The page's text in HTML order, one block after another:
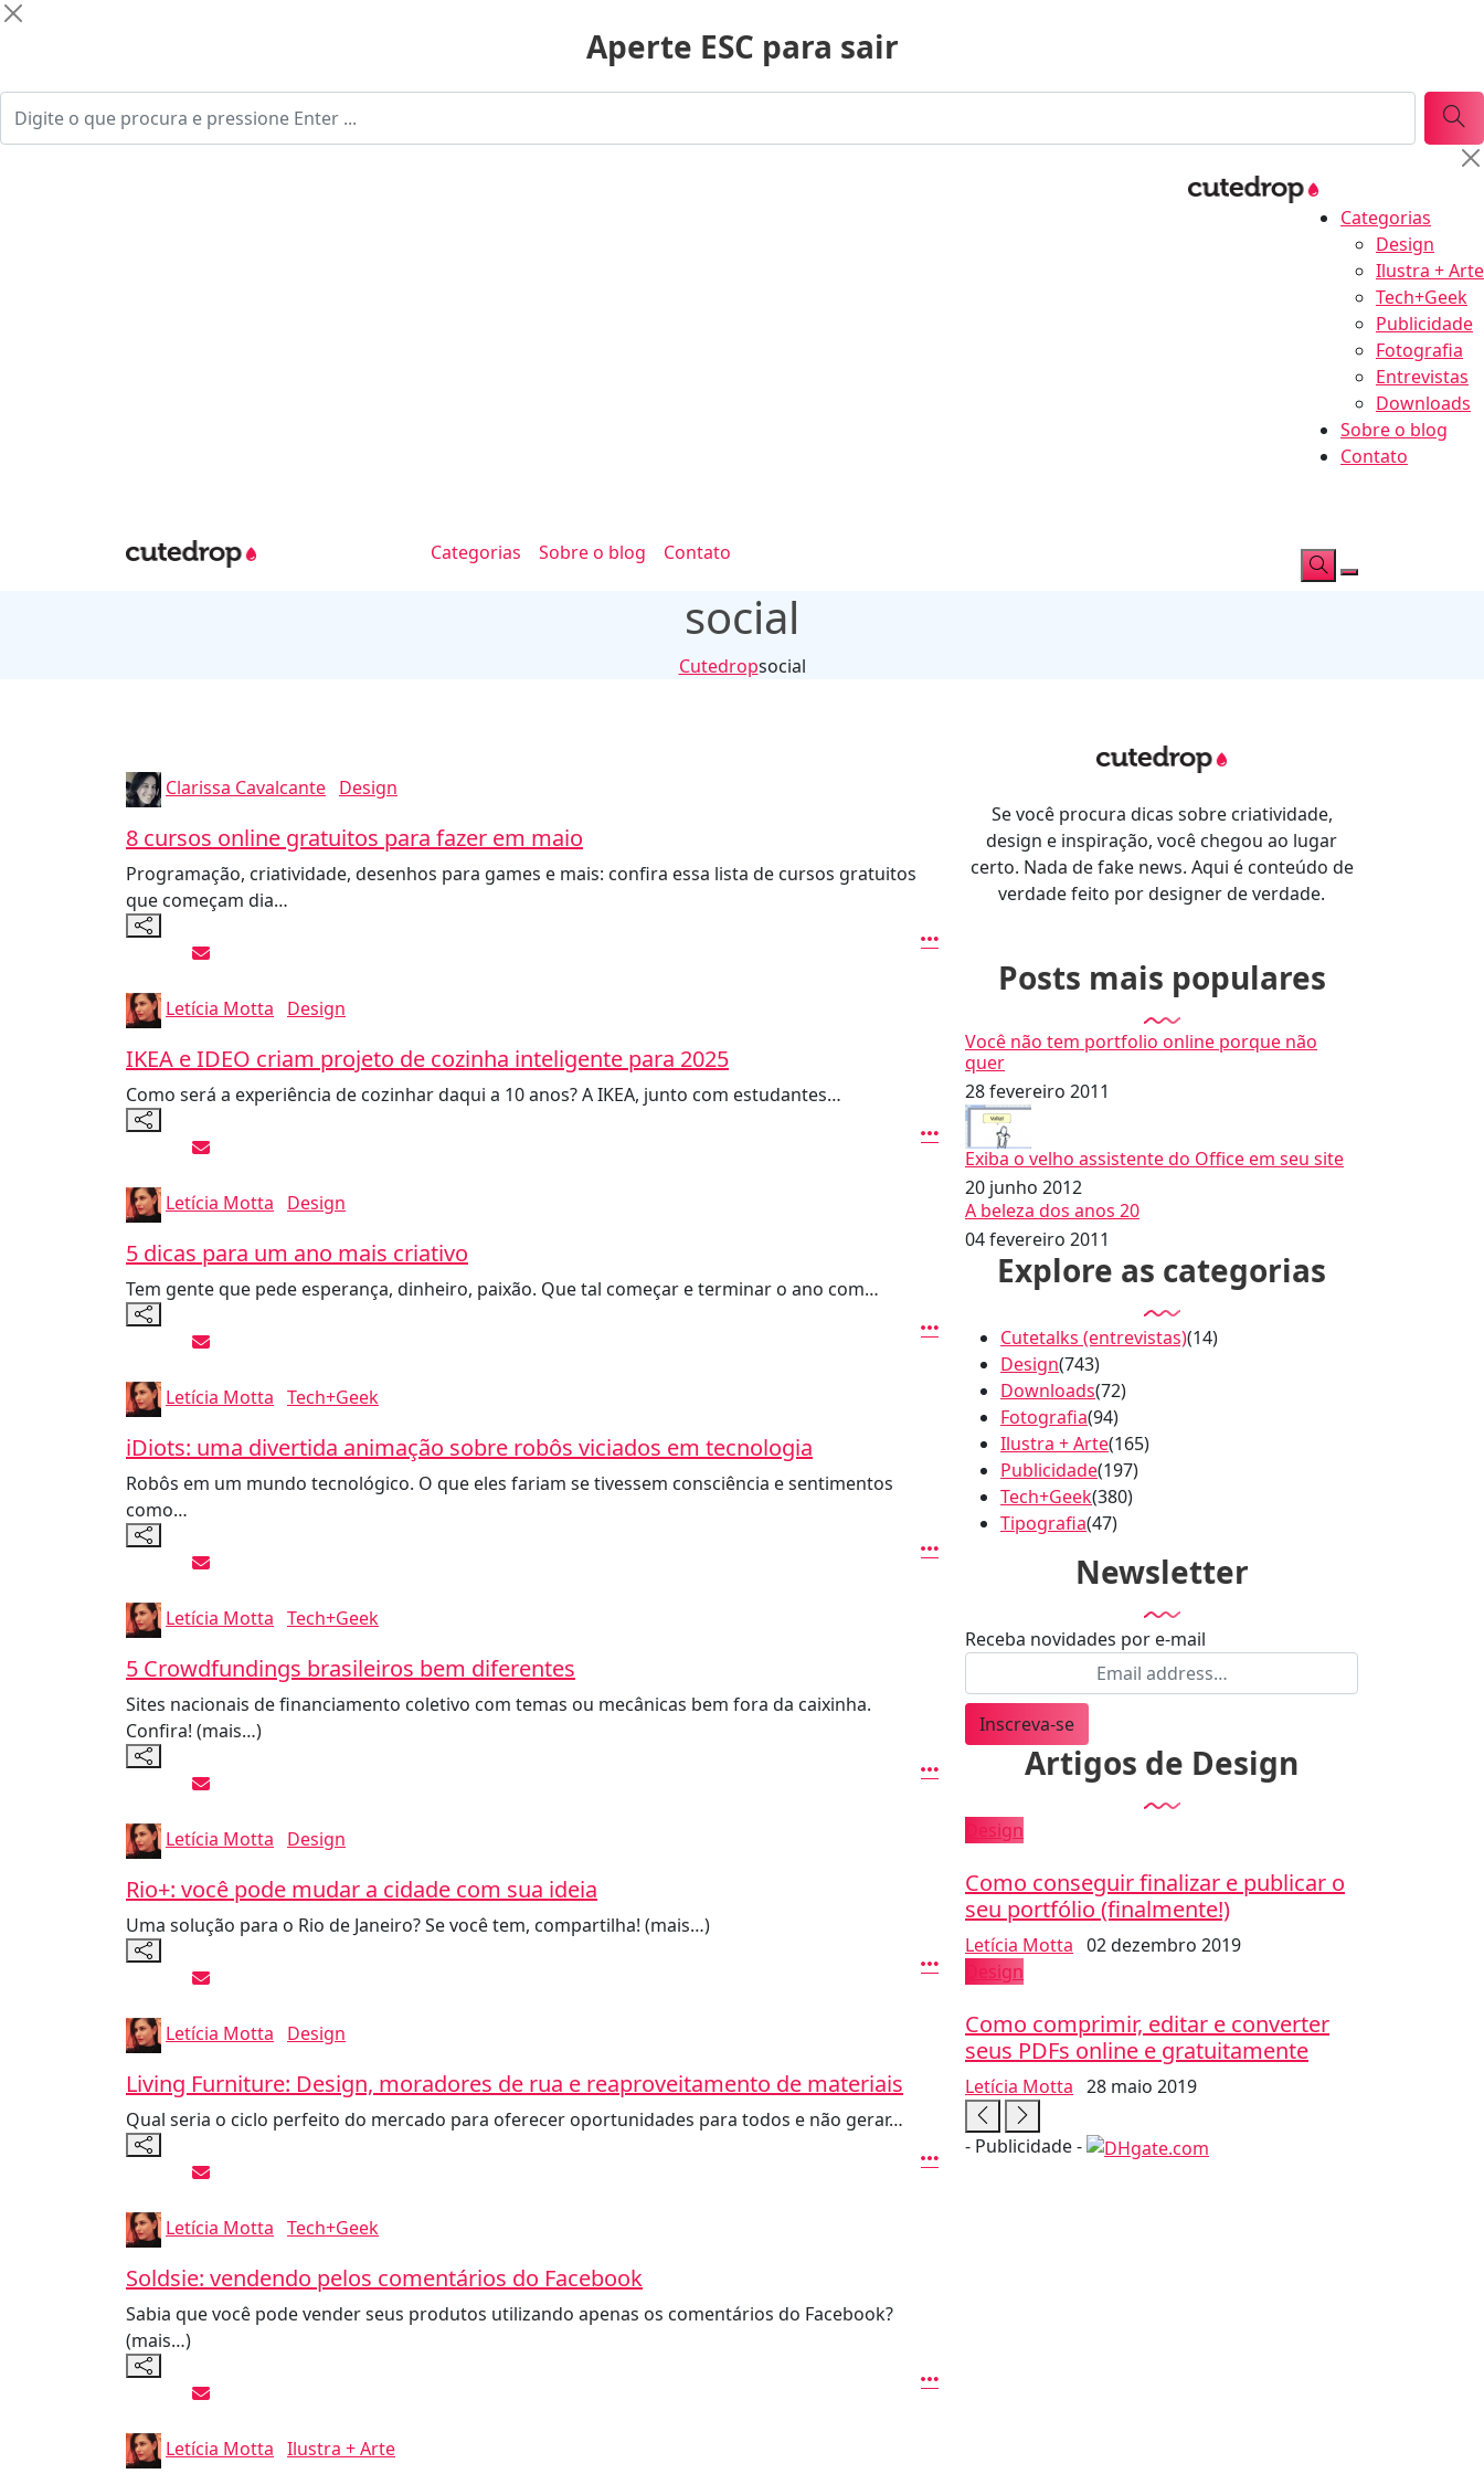
Aperte ESC para sair
Categorias
Design
Ilustra + Arte
Tech+Geek
Publicidade
Fotografia
Entrevistas
Downloads
Sobre o blog
Contato
Categorias Sobre o blog Contato
social
Cutedropsocial
Clarissa Cavalcante Design
8 cursos online gratuitos para fazer em maio
Programação, criatividade, desenhos para games e mais: confira essa lista de cursos gratuitos
que começam dia…
Letícia Motta Design
IKEA e IDEO criam projeto de cozinha inteligente para 2025
Como será a experiência de cozinhar daqui a 10 anos? A IKEA, junto com estudantes…
Letícia Motta Design
5 dicas para um ano mais criativo
Tem gente que pede esperança, dinheiro, paixão. Que tal começar e terminar o ano com…
Letícia Motta Tech+Geek
iDiots: uma divertida animação sobre robôs viciados em tecnologia
Robôs em um mundo tecnológico. O que eles fariam se tivessem consciência e sentimentos
como…
Letícia Motta Tech+Geek
5 Crowdfundings brasileiros bem diferentes
Sites nacionais de financiamento coletivo com temas ou mecânicas bem fora da caixinha.
Confira! (mais…)
Letícia Motta Design
Rio+: você pode mudar a cidade com sua ideia
Uma solução para o Rio de Janeiro? Se você tem, compartilha! (mais…)
Letícia Motta Design
Living Furniture: Design, moradores de rua e reaproveitamento de materiais
Qual seria o ciclo perfeito do mercado para oferecer oportunidades para todos e não gerar…
Letícia Motta Tech+Geek
Soldsie: vendendo pelos comentários do Facebook
Sabia que você pode vender seus produtos utilizando apenas os comentários do Facebook?
(mais…)
Letícia Motta Ilustra + Arte
Se você procura dicas sobre criatividade,
design e inspiração, você chegou ao lugar
certo. Nada de fake news. Aqui é conteúdo de
verdade feito por designer de verdade.
Posts mais populares
Você não tem portfolio online porque não
quer
28 fevereiro 2011
Exiba o velho assistente do Office em seu site
20 junho 2012
A beleza dos anos 20
04 fevereiro 2011
Explore as categorias
Cutetalks (entrevistas)(14)
Design(743)
Downloads(72)
Fotografia(94)
Ilustra + Arte(165)
Publicidade(197)
Tech+Geek(380)
Tipografia(47)
Newsletter
Receba novidades por e-mail
Inscreva-se
Artigos de Design
Design
Como conseguir finalizar e publicar o
seu portfólio (finalmente!)
Letícia Motta 02 dezembro 2019
Design
Como comprimir, editar e converter
seus PDFs online e gratuitamente
Letícia Motta 28 maio 2019
- Publicidade -